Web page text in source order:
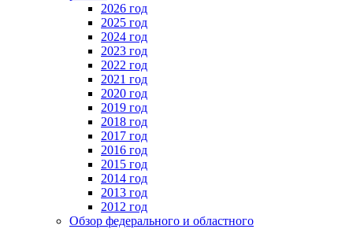
2026 год
2025 год
2024 год
2023 год
2022 год
2021 год
2020 год
2019 год
2018 год
2017 год
2016 год
2015 год
2014 год
2013 год
2012 год
Обзор федерального и областного